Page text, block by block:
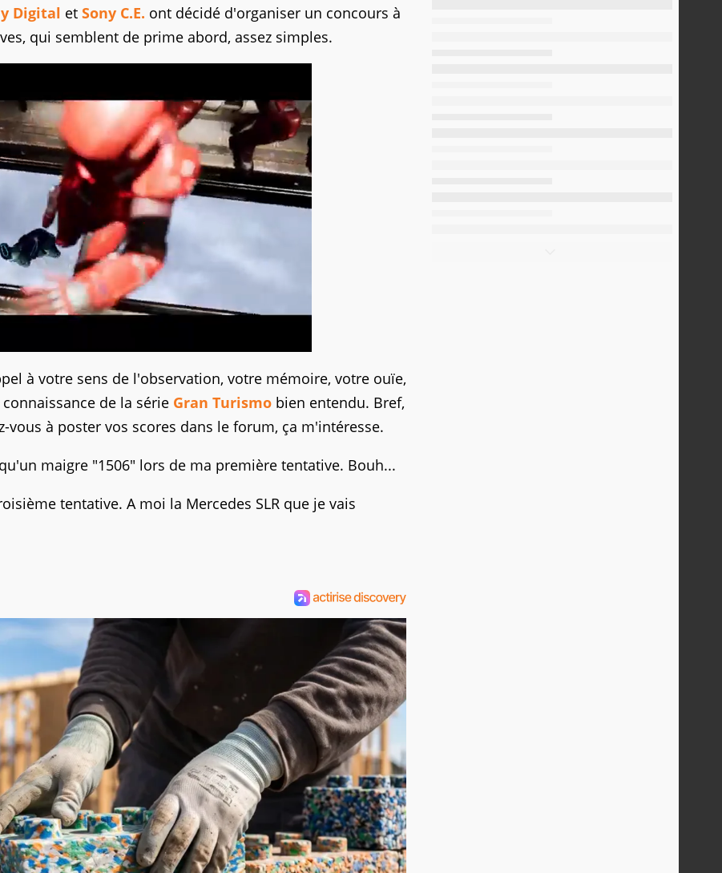
Digital et Sony C.E. ont décidé d'organiser un concours à
qui semblent de prime abord, assez simples.
à votre sens de l'observation, votre mémoire, votre ouïe,
de la série Gran Turismo bien entendu. Bref,
à poster vos scores dans le forum, ça m'intéresse.
maigre "1506" lors de ma première tentative. Bouh...
tentative. A moi la Mercedes SLR que je vais